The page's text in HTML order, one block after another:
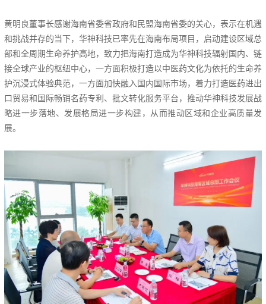
黄明良董事长感谢海南省委省政府和民盟海南省委的关心，表示在机遇
和挑战并存的当下，华神科技已率先在海南布局项目，启动建设区域总
部和全周期生命养护高地，致力把海南打造成为华神科技辐射国内、链
接全球产业的枢纽中心，一方面积极打造以中医药文化为依托的生命养
护沉浸式体验典范，一方面加快融入国内国际市场，着力打造医药进出
口贸易和国际畅销名药专利、批文转化服务平台，推动华神科技发展战
略进一步落地、发展格局进一步构建，从而推动区域和企业高质量发
展。